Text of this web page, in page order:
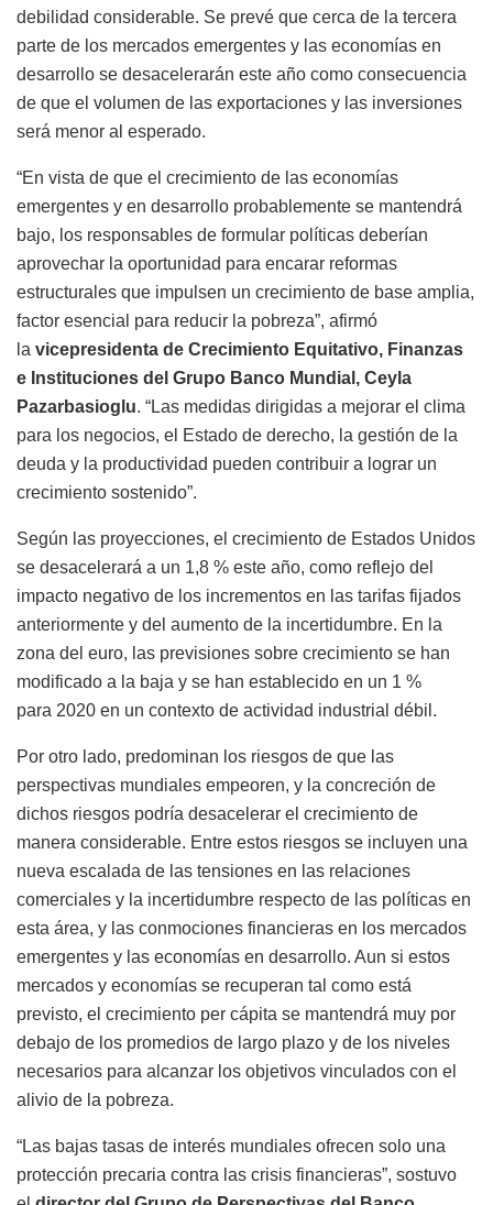
debilidad considerable. Se prevé que cerca de la tercera
parte de los mercados emergentes y las economías en
desarrollo se desacelerarán este año como consecuencia
de que el volumen de las exportaciones y las inversiones
será menor al esperado.
“En vista de que el crecimiento de las economías
emergentes y en desarrollo probablemente se mantendrá
bajo, los responsables de formular políticas deberían
aprovechar la oportunidad para encarar reformas
estructurales que impulsen un crecimiento de base amplia,
factor esencial para reducir la pobreza”, afirmó
la vicepresidenta de Crecimiento Equitativo, Finanzas
e Instituciones del Grupo Banco Mundial, Ceyla
Pazarbasioglu. “Las medidas dirigidas a mejorar el clima
para los negocios, el Estado de derecho, la gestión de la
deuda y la productividad pueden contribuir a lograr un
crecimiento sostenido”.
Según las proyecciones, el crecimiento de Estados Unidos
se desacelerará a un 1,8 % este año, como reflejo del
impacto negativo de los incrementos en las tarifas fijados
anteriormente y del aumento de la incertidumbre. En la
zona del euro, las previsiones sobre crecimiento se han
modificado a la baja y se han establecido en un 1 %
para 2020 en un contexto de actividad industrial débil.
Por otro lado, predominan los riesgos de que las
perspectivas mundiales empeoren, y la concreción de
dichos riesgos podría desacelerar el crecimiento de
manera considerable. Entre estos riesgos se incluyen una
nueva escalada de las tensiones en las relaciones
comerciales y la incertidumbre respecto de las políticas en
esta área, y las conmociones financieras en los mercados
emergentes y las economías en desarrollo. Aun si estos
mercados y economías se recuperan tal como está
previsto, el crecimiento per cápita se mantendrá muy por
debajo de los promedios de largo plazo y de los niveles
necesarios para alcanzar los objetivos vinculados con el
alivio de la pobreza.
“Las bajas tasas de interés mundiales ofrecen solo una
protección precaria contra las crisis financieras”, sostuvo